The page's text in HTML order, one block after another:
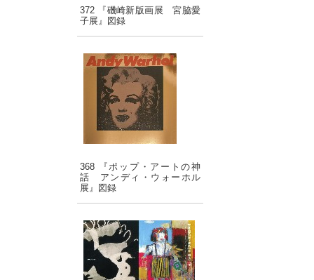
372 『磯崎新版画展 宮脇愛
子展』図録
368 『ポップ・アートの神
話 アンディ・ウォーホル
展』図録